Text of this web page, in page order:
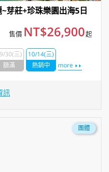
芽莊+珍珠樂園出海5日
售價 NT$26,900起
30(三)
額滿
10/14(三)
熱銷中
more
訊
團體